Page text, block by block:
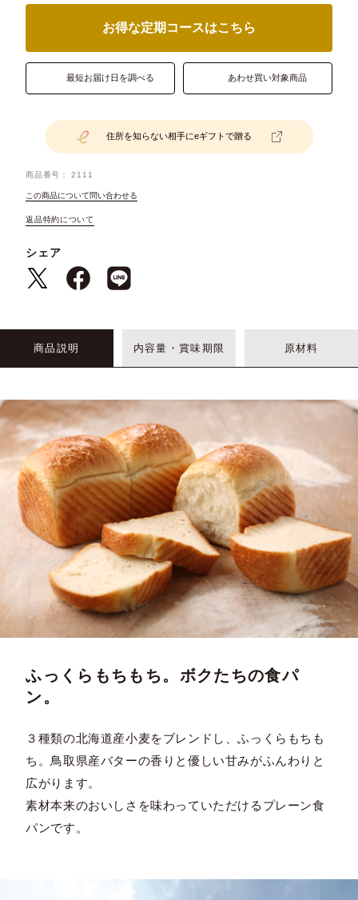
お得な定期コースはこちら
最短お届け日を調べる あわせ買い対象商品
住所を知らない相手にeギフトで贈る
商品番号 2111
この商品について問い合わせる
返品特約について
シェア
商品説明 内容量・賞味期限 原材料
ふっくらもちもち。ボクたちの食パ
ン。
３種類の北海道産小麦をブレンドし、ふっくらもちも
ち。鳥取県産バターの香りと優しい甘みがふんわりと
広がります。
素材本来のおいしさを味わっていただけるプレーン食
パンです。